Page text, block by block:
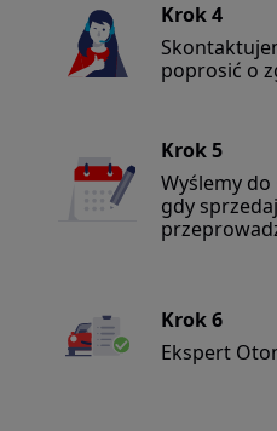
Krok 4
poprosić o
Krok 5
Wyślemy
gdy
Krok 6
Ekspert